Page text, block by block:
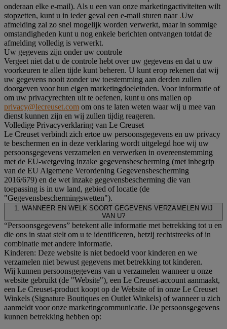
onderaan elke e-mail). Als u een van onze marketingactiviteiten wilt
stopzetten, kunt u in ieder geval een e-mail sturen naar .Uw
afmelding zal zo snel mogelijk worden verwerkt, maar in sommige
omstandigheden kunt u nog enkele berichten ontvangen totdat de
afmelding volledig is verwerkt.
Uw gegevens zijn onder uw controle
Vergeet niet dat u de controle hebt over uw gegevens en dat u uw
voorkeuren te allen tijde kunt beheren. U kunt erop rekenen dat wij
uw gegevens nooit zonder uw toestemming aan derden zullen
doorgeven voor hun eigen marketingdoeleinden. Voor informatie of
om uw privacyrechten uit te oefenen, kunt u ons mailen op
privacy@lecreuset.com om ons te laten weten waar wij u mee van
dienst kunnen zijn en wij zullen tijdig reageren.
Volledige Privacyverklaring van Le Creuset
Le Creuset verbindt zich ertoe uw persoonsgegevens en uw privacy
te beschermen en in deze verklaring wordt uitgelegd hoe wij uw
persoonsgegevens verzamelen en verwerken in overeenstemming
met de EU-wetgeving inzake gegevensbescherming (met inbegrip
van de EU Algemene Verordening Gegevensbescherming
2016/679) en de wet inzake gegevensbescherming die van
toepassing is in uw land, gebied of locatie (de
"Gegevensbeschermingswetten").
1. WANNEER EN WELK SOORT GEGEVENS VERZAMELEN WIJ
VAN U?
“Persoonsgegevens” betekent alle informatie met betrekking tot u en
die ons in staat stelt om u te identificeren, hetzij rechtstreeks of in
combinatie met andere informatie.
Kinderen: Deze website is niet bedoeld voor kinderen en we
verzamelen niet bewust gegevens met betrekking tot kinderen.
Wij kunnen persoonsgegevens van u verzamelen wanneer u onze
website gebruikt (de "Website"), een Le Creuset-account aanmaakt,
een Le Creuset-product koopt op de Website of in onze Le Creuset
Winkels (Signature Boutiques en Outlet Winkels) of wanneer u zich
aanmeldt voor onze marketingcommunicatie. De persoonsgegevens
kunnen betrekking hebben op: